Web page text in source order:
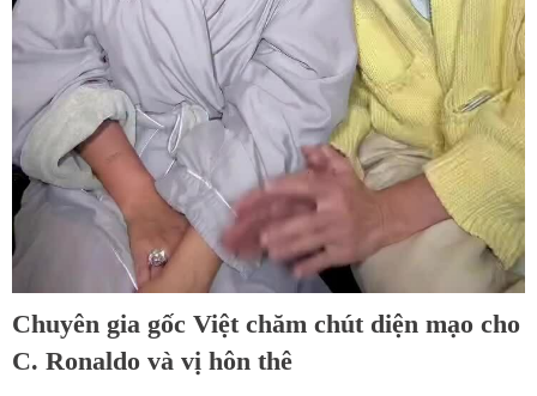
Chuyên gia gốc Việt chăm chút diện mạo cho
C. Ronaldo và vị hôn thê